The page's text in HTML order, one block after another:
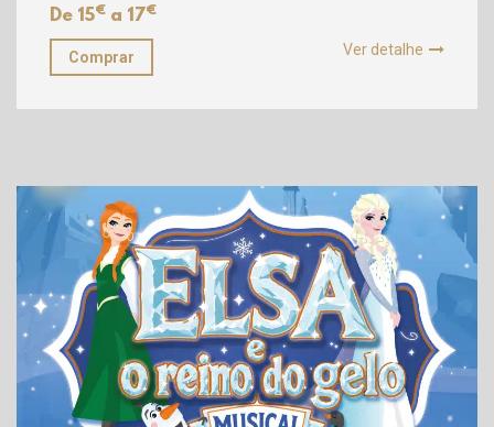
De 15€ a 17€
Comprar Ver detalhe